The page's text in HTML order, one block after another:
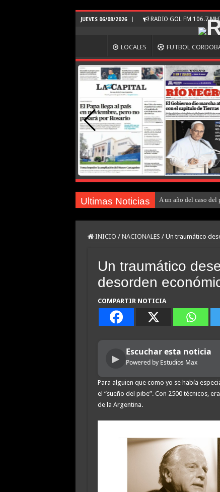
JUEVES 06/08/2026 RADIO GOL FM 106.7
LOCALES FUTBOL
Ultimas Noticias A un año del caso
INICIO / NACIONALES / Un traumático
Un traumático
desorden
COMPARTIR NOTICIA
▶
Escuchar esta noticia
Powered by Estudios Max
Para alguien que como yo se había
el “sueño del pibe”. Con 2500 técnicos,
de la Argentina.